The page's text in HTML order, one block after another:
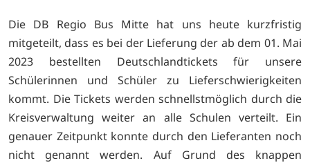
Die DB Regio Bus Mitte hat uns heute kurzfristig
mitgeteilt, dass es bei der Lieferung der ab dem 01. Mai
2023 bestellten Deutschlandtickets für unsere
Schülerinnen und Schüler zu Lieferschwierigkeiten
kommt. Die Tickets werden schnellstmöglich durch die
Kreisverwaltung weiter an alle Schulen verteilt. Ein
genauer Zeitpunkt konnte durch den Lieferanten noch
nicht genannt werden. Auf Grund des knappen